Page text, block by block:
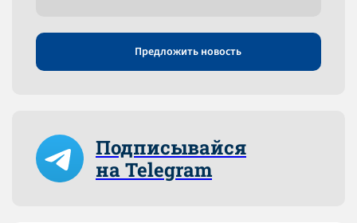
Предложить новость
Подписывайся
на Telegram